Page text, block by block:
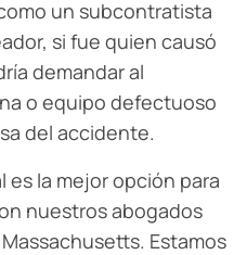
un subcontratista
si fue quien causó
demandar al
o equipo defectuoso
del accidente.
es la mejor opción para
nuestros abogados
Estamos